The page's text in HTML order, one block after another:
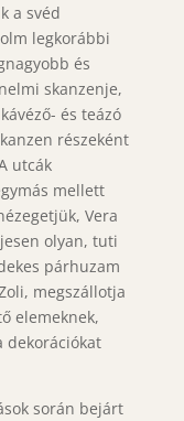
a svéd
legkorábbi
és
skanzenje,
és teázó
részeként
utcák
mellett
Vera
olyan, tuti
párhuzam
megszállotja
elemeknek,
dekorációkat
során bejárt